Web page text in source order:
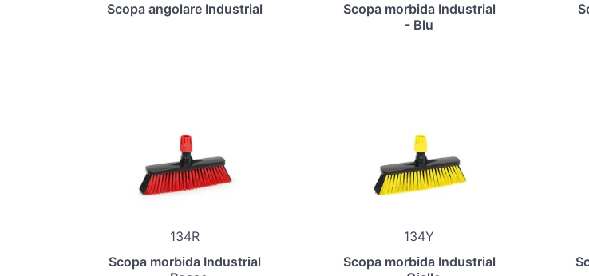
Scopa angolare Industrial
Scopa morbida Industrial
- Blu
134R
Scopa morbida Industrial
134Y
Scopa morbida Industrial